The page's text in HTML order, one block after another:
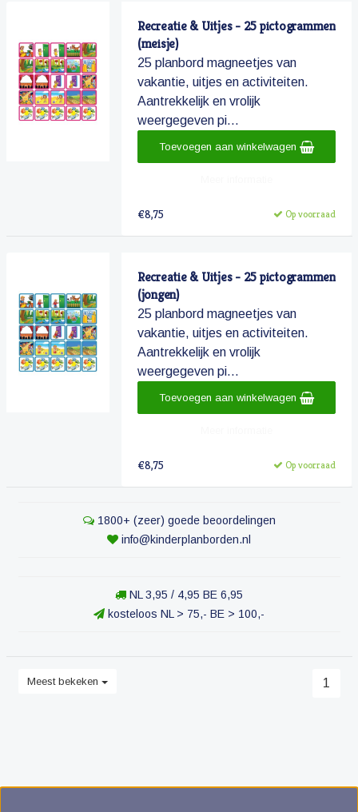
Recreatie & Uitjes - 25 pictogrammen
(meisje)
25 planbord magneetjes van
vakantie, uitjes en activiteiten.
Aantrekkelijk en vrolijk
weergegeven pi...
€8,75 Op voorraad
Toevoegen aan winkelwagen
Recreatie & Uitjes - 25 pictogrammen
(jongen)
25 planbord magneetjes van
vakantie, uitjes en activiteiten.
Aantrekkelijk en vrolijk
weergegeven pi...
€8,75 Op voorraad
Toevoegen aan winkelwagen
1800+ (zeer) goede beoordelingen
info@kinderplanborden.nl
NL 3,95 / 4,95 BE 6,95
kosteloos NL > 75,- BE > 100,-
Meest bekeken 1